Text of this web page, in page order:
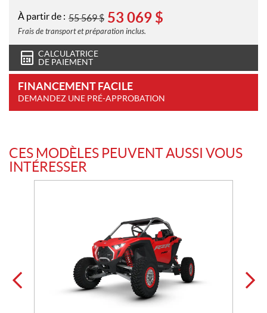
À partir de : 55 569$ 53 069 $
Frais de transport et préparation inclus.
CALCULATRICE
DE PAIEMENT
FINANCEMENT FACILE
DEMANDEZ UNE PRÉ-APPROBATION
CES MODÈLES PEUVENT AUSSI VOUS
INTÉRESSER